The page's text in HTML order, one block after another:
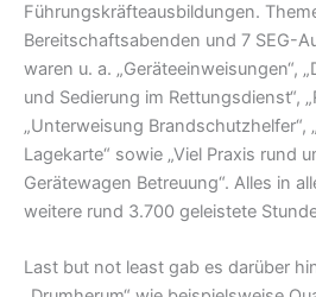
Führungskräfteausbildungen.
Bereitschaftsabenden und 7 SEG-
waren u. a. „Geräteeinweisungen“,
und Sedierung im Rettungsdienst“,
„Unterweisung Brandschutzhelfer“,
Lagekarte“ sowie „Viel Praxis rund
Gerätewagen Betreuung“. Alles in
weitere rund 3.700 geleistete
Last but not least gab es darüber